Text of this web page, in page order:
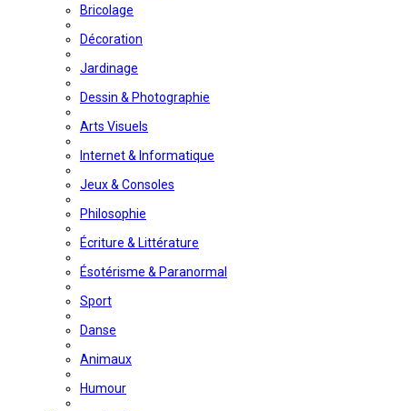
Bricolage
Décoration
Jardinage
Dessin & Photographie
Arts Visuels
Internet & Informatique
Jeux & Consoles
Philosophie
Écriture & Littérature
Ésotérisme & Paranormal
Sport
Danse
Animaux
Humour